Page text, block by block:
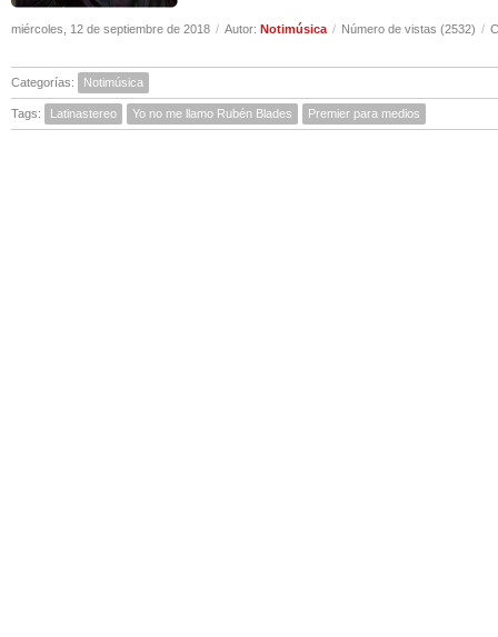
miércoles, 12 de septiembre de 2018 / Autor: Notimúsica / Número de vistas (2532) /
Categorías: Notimúsica
Tags: Latinastereo Yo no me llamo Rubén Blades Premier para medios